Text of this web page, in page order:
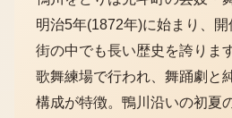
明治5年(1872年)に始まり、
街の中でも長い歴史を誇りま
歌舞練場で行われ、舞踊劇と
構成が特徴。鴨川沿いの初夏